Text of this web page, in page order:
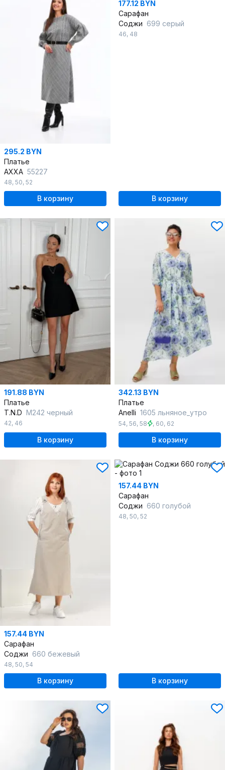
295.2 BYN
Платье
AXXA 55227
48, 50, 52
В корзину
177.12 BYN
Сарафан
Соджи 699 серый
46, 48
В корзину
191.88 BYN
Платье
T.N.D М242 черный
42, 46
В корзину
342.13 BYN
Платье
Anelli 1605 льняное_утро
54, 56, 58 , 60, 62
В корзину
157.44 BYN
Сарафан
Соджи 660 бежевый
48, 50, 54
В корзину
157.44 BYN
Сарафан
Соджи 660 голубой
48, 50, 52
В корзину